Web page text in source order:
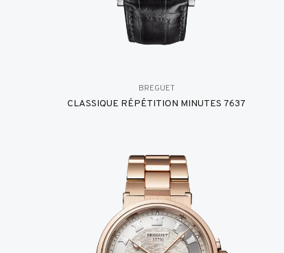
BREGUET
CLASSIQUE RÉPÉTITION MINUTES 7637